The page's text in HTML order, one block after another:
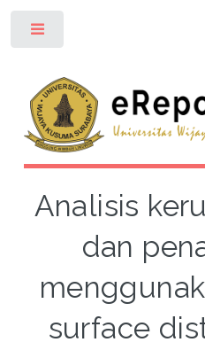
Analisis
dan
surface